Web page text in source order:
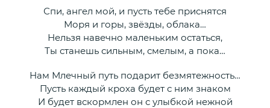
Спи, ангел мой, и пусть тебе приснятся
Моря и горы, звёзды, облака…
Нельзя навечно маленьким остаться,
Ты станешь сильным, смелым, а пока…
Нам Млечный путь подарит безмятежность…
Пусть каждый кроха будет с ним знаком
И будет вскормлен он с улыбкой нежной